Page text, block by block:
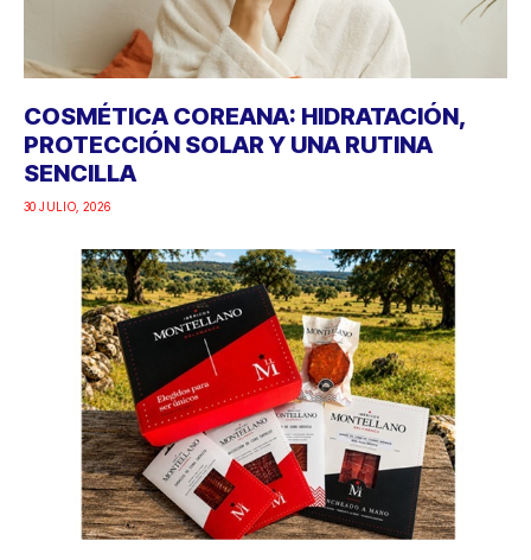
COSMÉTICA COREANA: HIDRATACIÓN,
PROTECCIÓN SOLAR Y UNA RUTINA
SENCILLA
30 JULIO, 2026